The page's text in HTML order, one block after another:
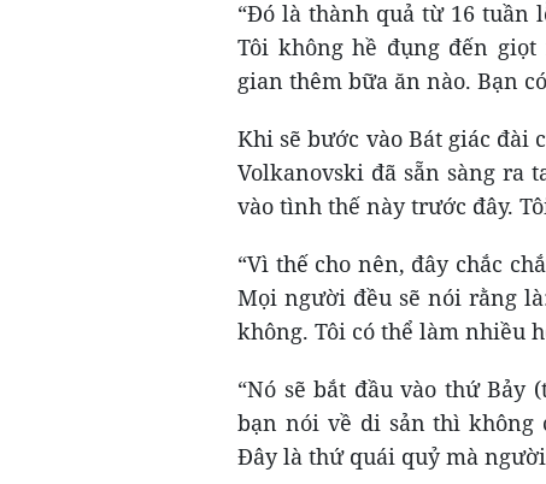
“Đó là thành quả từ 16 tuần
Tôi không hề đụng đến
gian thêm bữa ăn nào. Bạn
Khi sẽ bước vào Bát giác đài
Volkanovski đã sẵn sàng ra
vào tình thế này trước đây.
“Vì thế cho nên, đây chắc
Mọi người đều sẽ nói rằng
không. Tôi có thể làm nhiều
“Nó sẽ bắt đầu vào thứ
bạn nói về di sản thì
Đây là thứ quái quỷ mà